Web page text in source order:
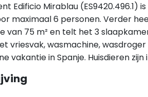
Edificio Mirablau (ES9420.496.1)
maximaal 6 personen. Verder
van 75 m² en telt het 3
vriesvak, wasmachine,
vakantie in Spanje. Huisdieren